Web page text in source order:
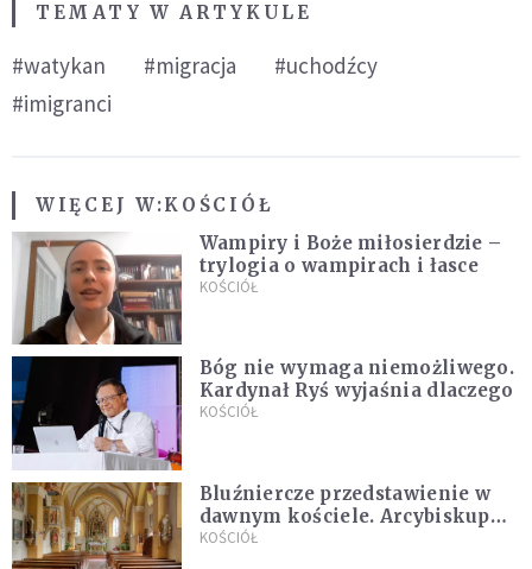
TEMATY W ARTYKULE
#watykan #migracja
#uchodźcy
#imigranci
WIĘCEJ W:KOŚCIÓŁ
Wampiry i Boże miłosierdzie –
trylogia o wampirach i łasce
KOŚCIÓŁ
Bóg nie wymaga niemożliwego.
Kardynał Ryś wyjaśnia dlaczego
KOŚCIÓŁ
Bluźniercze przedstawienie w
dawnym kościele. Arcybiskup
stanowczo reaguje
KOŚCIÓŁ